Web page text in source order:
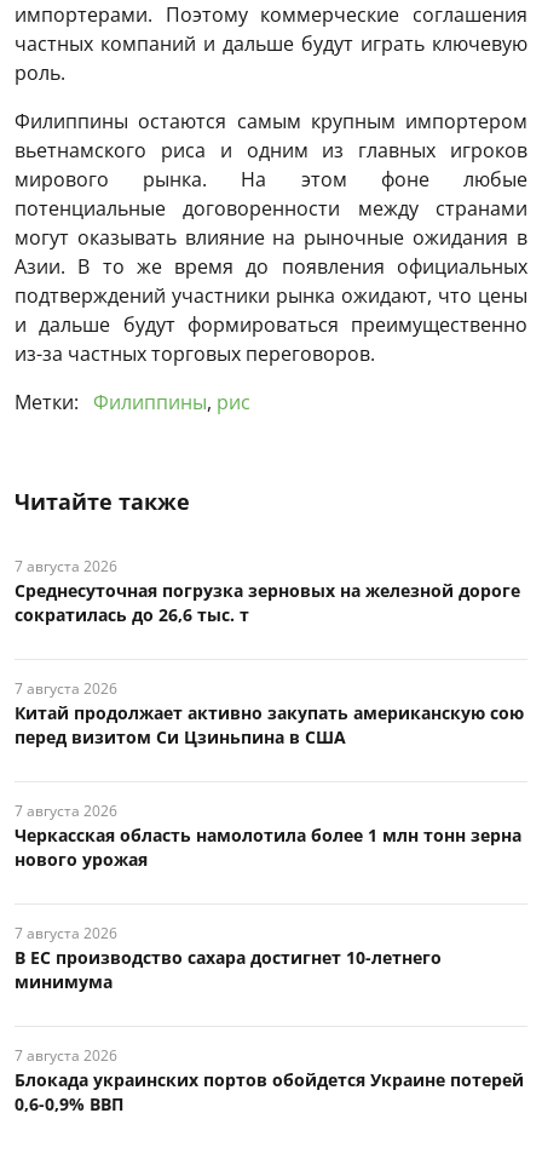
импортерами. Поэтому коммерческие соглашения
частных компаний и дальше будут играть ключевую
роль.
Филиппины остаются самым крупным импортером
вьетнамского риса и одним из главных игроков
мирового рынка. На этом фоне любые
потенциальные договоренности между странами
могут оказывать влияние на рыночные ожидания в
Азии. В то же время до появления официальных
подтверждений участники рынка ожидают, что цены
и дальше будут формироваться преимущественно
из-за частных торговых переговоров.
Метки:
Филиппины, рис
Читайте также
7 августа 2026
Среднесуточная погрузка зерновых на железной дороге
сократилась до 26,6 тыс. т
7 августа 2026
Китай продолжает активно закупать американскую сою
перед визитом Си Цзиньпина в США
7 августа 2026
Черкасская область намолотила более 1 млн тонн зерна
нового урожая
7 августа 2026
В ЕС производство сахара достигнет 10-летнего
минимума
7 августа 2026
Блокада украинских портов обойдется Украине потерей
0,6-0,9% ВВП